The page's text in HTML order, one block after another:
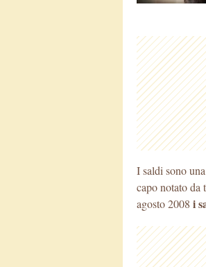
​I saldi sono
capo notato da
agosto 2008 i